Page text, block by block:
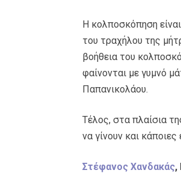
Η κολποσκόπηση
του τραχήλου της
βοήθεια του
φαίνονται με γυμνό
Παπανικολάου.
Τέλος, στα πλαίσια
να γίνουν και
Στέφανος Χανδακάς,